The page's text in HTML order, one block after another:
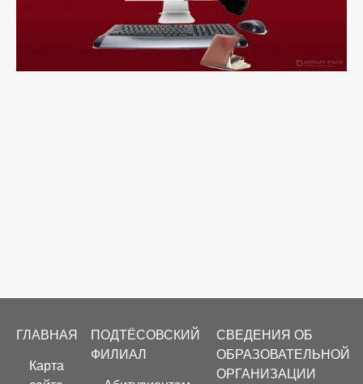
Footer
ГЛАВНАЯ
Карта
ПОДТЁСОВСКИЙ
ФИЛИАЛ
СВЕДЕНИЯ ОБ
ОБРАЗОВАТЕЛЬНОЙ
ОРГАНИЗАЦИИ